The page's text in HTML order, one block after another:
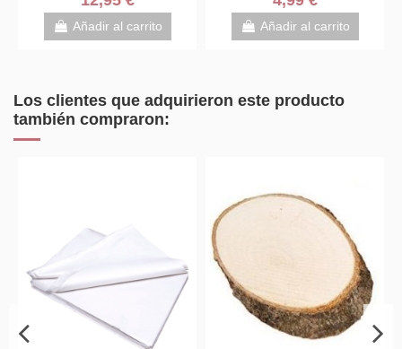
al carrito Añadir al carrito
Los clientes que adquirieron este producto
también compraron: